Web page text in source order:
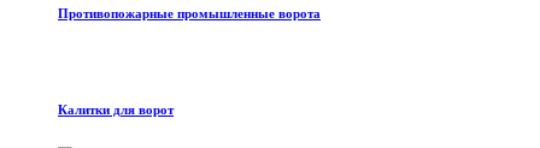
Противопожарные промышленные ворота
Калитки для ворот